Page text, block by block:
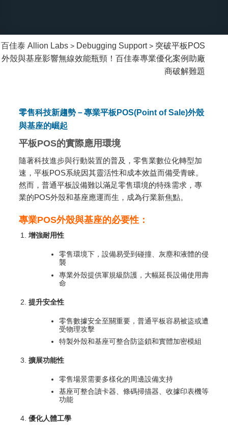
百佳泰 Allion Labs > Debugging Support> 突破平板POS
外殼與基座影響無線效能瓶頸！百佳泰專業優化案例助廠
商破解難題
零售科技新趨勢－專業平板POS(Point of Sale)外殼
與基座的崛起
平板POS的實際應用環境
隨著科技進步與行動裝置的普及，零售業數位化轉型加
速，平板POS系統因其靈活性和成本效益而備受青睞。
然而，普通平板設備難以滿足零售環境的特殊需求，專
業的POS外殼和基座應運而生，成為行業新焦點。
專業POS外殼與基座的必要性：
增強耐用性
零售環境下，設備易受到碰撞、灰塵和液體的侵
襲
專業外殼提供軍規級防護，大幅延長設備使用壽
命
提升安全性
零售數據安全至關重要，普通平板容易被盜或遭
受物理攻擊
特製外殼和基座可整合防盜鎖和實體加密模組
擴展功能性
零售場景需要多樣化的周邊設備支持
基座可整合讀卡器、條碼掃描器、收據印表機等
功能
優化人體工學